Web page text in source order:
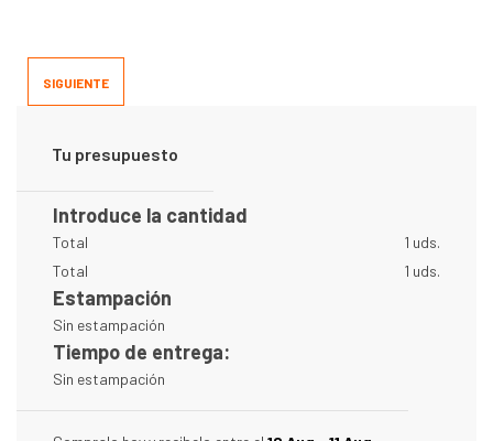
SIGUIENTE
Tu presupuesto
Introduce la cantidad
Total
1 uds.
Total
1 uds.
Estampación
Sin estampación
Tiempo de entrega:
Sin estampación